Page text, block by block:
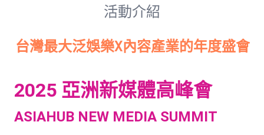
活動介紹
台灣最大泛娛樂X內容產業的年度盛會
2025 亞洲新媒體高峰會
ASIAHUB NEW MEDIA SUMMIT